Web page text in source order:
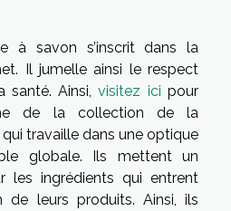
à savon s’inscrit dans la
Il jumelle ainsi le respect
santé. Ainsi,visitez ici pour
de la collection de la
travaille dans une optique
globale. Ils mettent un
les ingrédients qui entrent
de leurs produits. Ainsi, ils